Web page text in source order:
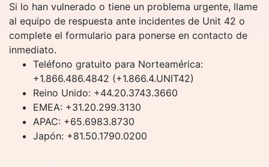
Si lo han vulnerado o tiene un problema urgente, llame
al equipo de respuesta ante incidentes de Unit 42 o
complete el formulario para ponerse en contacto de
inmediato.
Teléfono gratuito para Norteamérica:
+1.866.486.4842 (+1.866.4.UNIT42)
Reino Unido: +44.20.3743.3660
EMEA: +31.20.299.3130
APAC: +65.6983.8730
Japón: +81.50.1790.0200